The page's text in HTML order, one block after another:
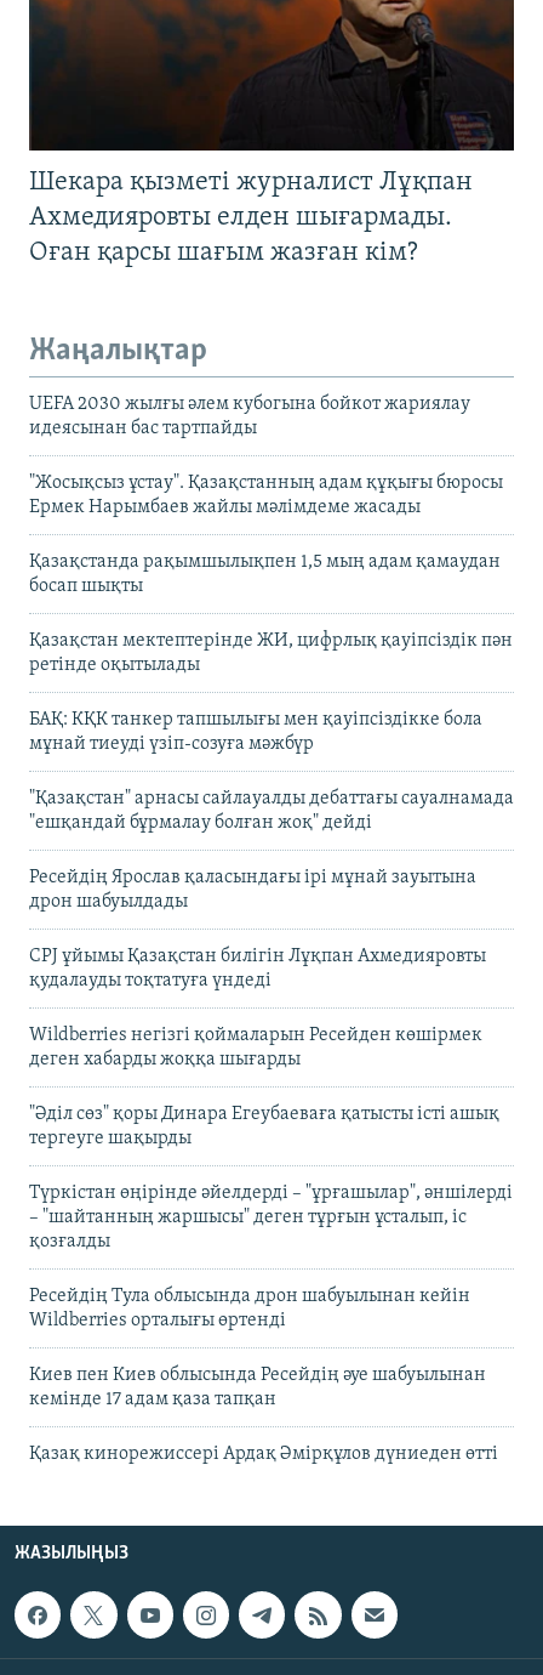
Шекара қызметі журналист Лұқпан
Ахмедияровты елден шығармады.
Оған қарсы шағым жазған кім?
Жаңалықтар
UEFA 2030 жылғы әлем кубогына бойкот жариялау
идеясынан бас тартпайды
"Жосықсыз ұстау". Қазақстанның адам құқығы бюросы
Ермек Нарымбаев жайлы мәлімдеме жасады
Қазақстанда рақымшылықпен 1,5 мың адам қамаудан
босап шықты
Қазақстан мектептерінде ЖИ, цифрлық қауіпсіздік пән
ретінде оқытылады
БАҚ: КҚК танкер тапшылығы мен қауіпсіздікке бола
мұнай тиеуді үзіп-созуға мәжбүр
"Қазақстан" арнасы сайлауалды дебаттағы сауалнамада
"ешқандай бұрмалау болған жоқ" дейді
Ресейдің Ярослав қаласындағы ірі мұнай зауытына
дрон шабуылдады
CPJ ұйымы Қазақстан билігін Лұқпан Ахмедияровты
қудалауды тоқтатуға үндеді
Wildberries негізгі қоймаларын Ресейден көшірмек
деген хабарды жоққа шығарды
"Әділ сөз" қоры Динара Егеубаеваға қатысты істі ашық
тергеуге шақырды
Түркістан өңірінде әйелдерді – "ұрғашылар", әншілерді
– "шайтанның жаршысы" деген тұрғын ұсталып, іс
қозғалды
Ресейдің Тула облысында дрон шабуылынан кейін
Wildberries орталығы өртенді
Киев пен Киев облысында Ресейдің әуе шабуылынан
кемінде 17 адам қаза тапқан
Қазақ кинорежиссері Ардақ Әмірқұлов дүниеден өтті
ЖАЗЫЛЫҢЫЗ